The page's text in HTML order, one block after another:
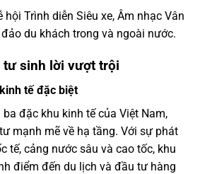
hội Trình diễn Siêu xe, Âm nhạc Vân
du khách trong và ngoài nước.
tư sinh lời vượt trội
tế đặc biệt
đặc khu kinh tế của Việt Nam,
mạnh mẽ về hạ tầng. Với sự phát
tế, cảng nước sâu và cao tốc, khu
điểm đến du lịch và đầu tư hàng